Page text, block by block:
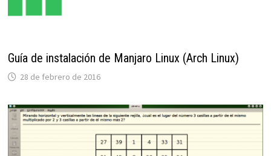
Guía de instalación de Manjaro Linux (Arch Linux)
28 de febrero de 2016